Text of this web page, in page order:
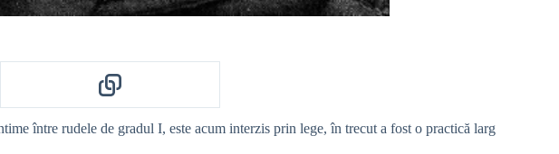
între rudele de gradul I, este acum interzis prin lege, în trecut a fost o practică larg